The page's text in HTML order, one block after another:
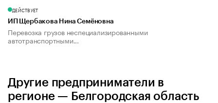
ДЕЙСТВУЕТ
ИП Щербакова Нина Семёновна
Перевозка грузов неспециализированными
автотранспортными...
Другие предприниматели в
регионе — Белгородская область